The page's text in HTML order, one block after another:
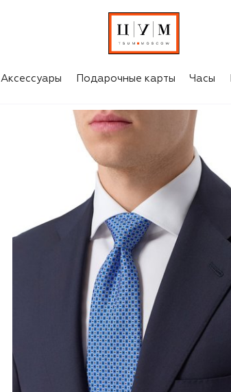
Аксессуары Подарочные карты Часы